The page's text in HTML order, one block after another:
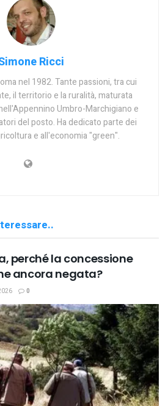
Ricci
nel 1982. Tante passioni, tra cui
il territorio e la ruralità, maturata
Umbro-Marchigiano e
del posto. Ha dedicato parte dei
e all'economia "green".
perché la concessione
ancora negata?
0